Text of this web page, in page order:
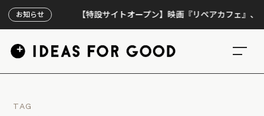
お知らせ 【特設サイトオープン】映画『リペアカフェ』、上映
TAG